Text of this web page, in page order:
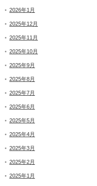
2026年1月
2025年12月
2025年11月
2025年10月
2025年9月
2025年8月
2025年7月
2025年6月
2025年5月
2025年4月
2025年3月
2025年2月
2025年1月